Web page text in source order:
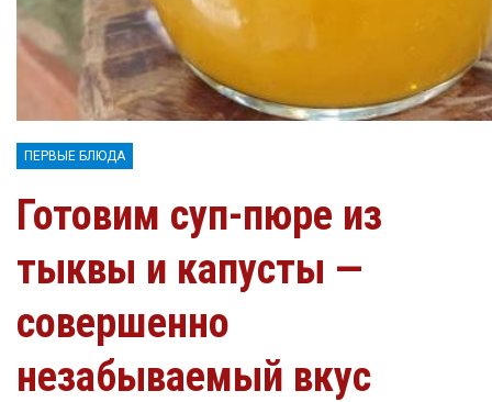
ПЕРВЫЕ БЛЮДА
Готовим суп-пюре из
тыквы и капусты —
совершенно
незабываемый вкус